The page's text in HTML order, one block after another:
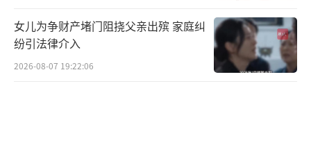
女儿为争财产堵门阻挠父亲出殡 家庭纠
纷引法律介入
2026-08-07 19:22:06